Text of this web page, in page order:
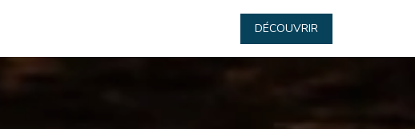
DÉCOUVRIR